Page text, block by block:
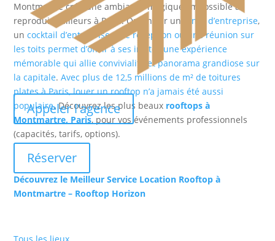
Appeler l'agence
Réserver
Montmartre crée une ambiance magique, impossible à
reproduire ailleurs à Paris. Organiser un
dîner d’entreprise,
uncocktail d’entreprise,une réception ou une réunion sur
les toits permet d’offrir à ses invités une expérience
mémorable qui allie convivialité et panorama grandiose sur
la capitale.Avec plus de 12,5 millions de m² de toitures
plates à Paris, louer un rooftop n’a jamais été aussi
populaire. Découvrez les plus beaux rooftops à
Montmartre, Paris, pour vos événements professionnels
(capacités, tarifs, options).
Découvrez le Meilleur Service Location Rooftop à
Montmartre – Rooftop Horizon